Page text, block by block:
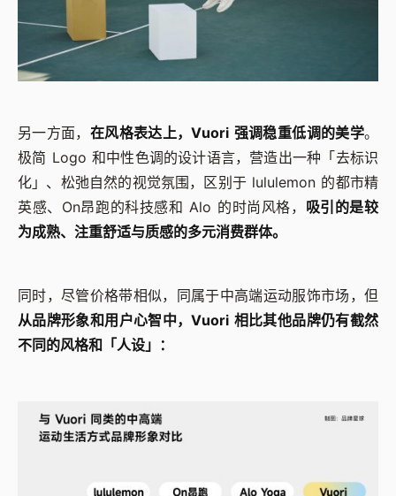
另一方面， 在风格表达上，Vuori 强调稳重低调的美学。
极简 Logo 和中性色调的设计语言，营造出一种「去标识
化」、松弛自然的视觉氛围，区别于 lululemon 的都市精
英感、On昂跑的科技感和 Alo 的时尚风格， 吸引的是较
为成熟、注重舒适与质感的多元消费群体。
同时，尽管价格带相似，同属于中高端运动服饰市场，但
从品牌形象和用户心智中，Vuori 相比其他品牌仍有截然
不同的风格和「人设」：